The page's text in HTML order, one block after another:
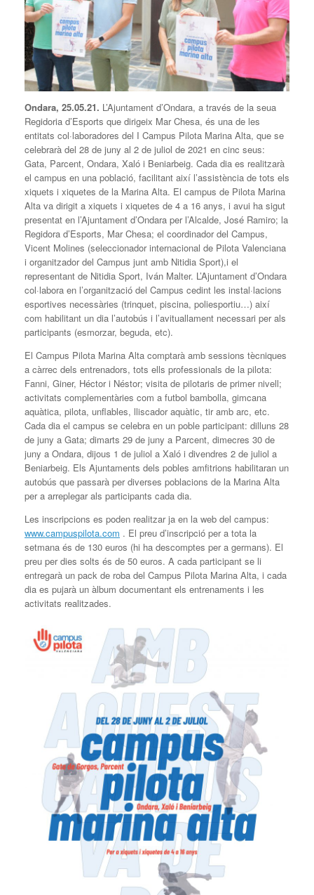
Ondara, 25.05.21. L’Ajuntament d’Ondara, a través de la seua
Regidoria d’Esports que dirigeix Mar Chesa, és una de les
entitats col·laboradores del I Campus Pilota Marina Alta, que se
celebrarà del 28 de juny al 2 de juliol de 2021 en cinc seus:
Gata, Parcent, Ondara, Xaló i Beniarbeig. Cada dia es realitzarà
el campus en una població, facilitant així l’assistència de tots els
xiquets i xiquetes de la Marina Alta. El campus de Pilota Marina
Alta va dirigit a xiquets i xiquetes de 4 a 16 anys, i avui ha sigut
presentat en l’Ajuntament d’Ondara per l’Alcalde, José Ramiro; la
Regidora d’Esports, Mar Chesa; el coordinador del Campus,
Vicent Molines (seleccionador internacional de Pilota Valenciana
i organitzador del Campus junt amb Nitidia Sport),i el
representant de Nitidia Sport, Iván Malter. L’Ajuntament d’Ondara
col·labora en l’organització del Campus cedint les instal·lacions
esportives necessàries (trinquet, piscina, poliesportiu…) així
com habilitant un dia l’autobús i l’avituallament necessari per als
participants (esmorzar, beguda, etc).
El Campus Pilota Marina Alta comptarà amb sessions tècniques
a càrrec dels entrenadors, tots ells professionals de la pilota:
Fanni, Giner, Héctor i Néstor; visita de pilotaris de primer nivell;
activitats complementàries com a futbol bambolla, gimcana
aquàtica, pilota, unflables, lliscador aquàtic, tir amb arc, etc.
Cada dia el campus se celebra en un poble participant: dilluns 28
de juny a Gata; dimarts 29 de juny a Parcent, dimecres 30 de
juny a Ondara, dijous 1 de juliol a Xaló i divendres 2 de juliol a
Beniarbeig. Els Ajuntaments dels pobles amfitrions habilitaran un
autobús que passarà per diverses poblacions de la Marina Alta
per a arreplegar als participants cada dia.
Les inscripcions es poden realitzar ja en la web del campus:
www.campuspilota.com . El preu d’inscripció per a tota la
setmana és de 130 euros (hi ha descomptes per a germans). El
preu per dies solts és de 50 euros. A cada participant se li
entregarà un pack de roba del Campus Pilota Marina Alta, i cada
dia es pujarà un àlbum documentant els entrenaments i les
activitats realitzades.